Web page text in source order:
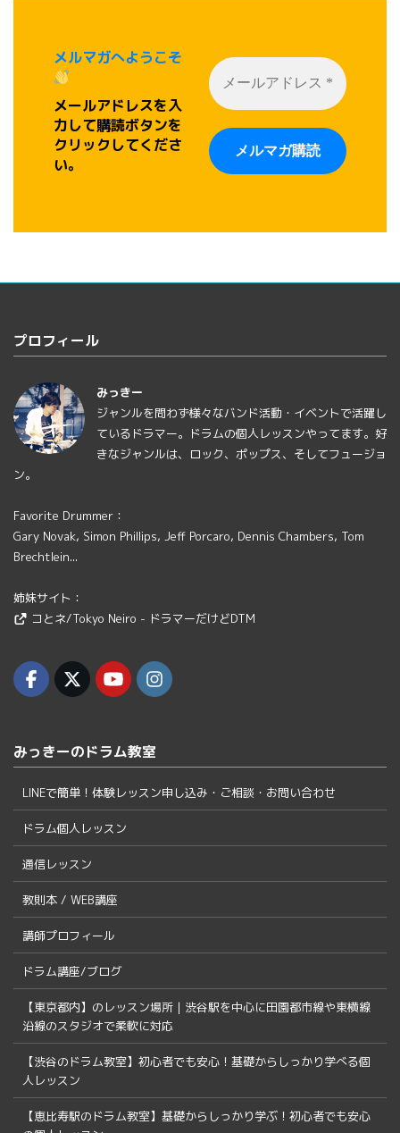
メルマガへようこそ
メールアドレスを入
力して購読ボタンを
クリックしてくださ
い。
プロフィール
みっきー
ジャンルを問わず様々なバンド活動・イベントで活躍し
ているドラマー。ドラムの個人レッスンやってます。好
きなジャンルは、ロック、ポップス、そしてフュージョ
ン。
Favorite Drummer：
Gary Novak, Simon Phillips, Jeff Porcaro, Dennis Chambers, Tom
Brechtlein...
姉妹サイト：
コとネ/Tokyo Neiro - ドラマーだけどDTM
みっきーのドラム教室
LINEで簡単！体験レッスン申し込み・ご相談・お問い合わせ
ドラム個人レッスン
通信レッスン
教則本 / WEB講座
講師プロフィール
ドラム講座/ブログ
【東京都内】のレッスン場所｜渋谷駅を中心に田園都市線や東横線
沿線のスタジオで柔軟に対応
【渋谷のドラム教室】初心者でも安心！基礎からしっかり学べる個
人レッスン
【恵比寿駅のドラム教室】基礎からしっかり学ぶ！初心者でも安心